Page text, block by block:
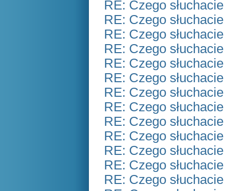
RE: Czego
RE: Czego
RE: Czego
RE: Czego
RE: Czego
RE: Czego
RE: Czego
RE: Czego
RE: Czego
RE: Czego
RE: Czego
RE: Czego
RE: Czego